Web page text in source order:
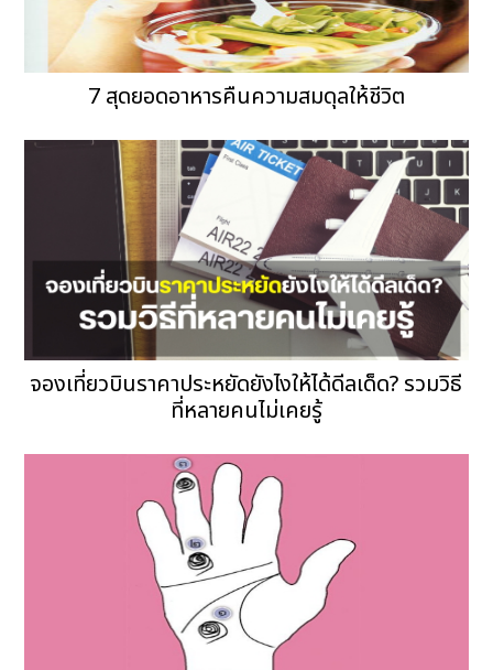
7 สุดยอดอาหารคืนความสมดุลให้ชีวิต
จองเที่ยวบินราคาประหยัดยังไงให้ได้ดีลเด็ด? รวมวิธี
ที่หลายคนไม่เคยรู้